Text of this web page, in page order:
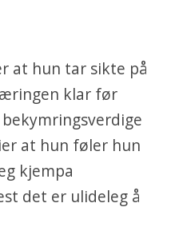
at hun tar sikte på
klar før
at hun føler hun
kjempa
det er ulideleg å